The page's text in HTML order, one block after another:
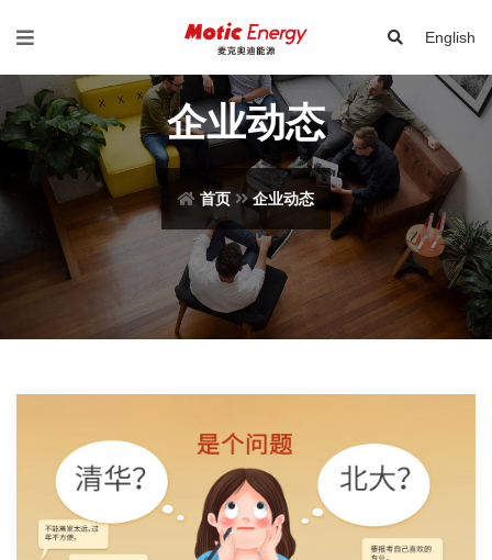
English
企业动态
首页 企业动态